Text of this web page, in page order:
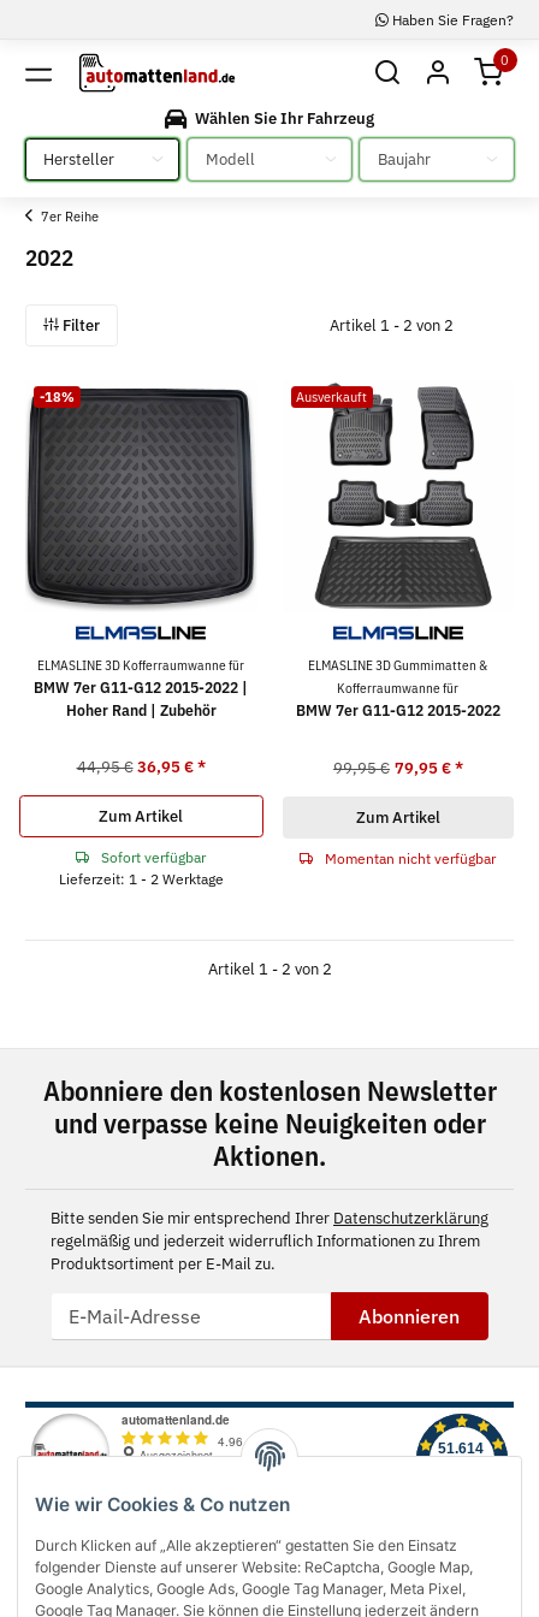
Wie wir Cookies & Co nutzen
Durch Klicken auf „Alle akzeptieren“ gestatten Sie den Einsatz
folgender Dienste auf unserer Website: ReCaptcha, Google Map,
Google Analytics, Google Ads, Google Tag Manager, Meta Pixel,
Google Tag Manager. Sie können die Einstellung jederzeit ändern
Haben Sie Fragen?
0
Wählen Sie Ihr Fahrzeug
Bitte auswählen
Bitte auswählen Bitte auswählen
7er Reihe
2022
Filter Artikel 1 - 2 von 2
-18%
ELMASLINE 3D Kofferraumwanne für
BMW 7er G11-G12 2015-2022 |
Hoher Rand | Zubehör
44,95 € 36,95 €*
Zum Artikel
Sofort verfügbar
Lieferzeit: 1 - 2 Werktage
Ausverkauft
ELMASLINE 3D Gummimatten &
Kofferraumwanne für
BMW 7er G11-G12 2015-2022
99,95 € 79,95 €*
Zum Artikel
Momentan nicht verfügbar
Artikel 1 - 2 von 2
Abonniere den kostenlosen Newsletter
und verpasse keine Neuigkeiten oder
Aktionen.
Bitte senden Sie mir entsprechend Ihrer Datenschutzerklärung
regelmäßig und jederzeit widerruflich Informationen zu Ihrem
Produktsortiment per E-Mail zu.
Abonnieren
Über uns